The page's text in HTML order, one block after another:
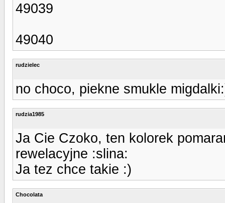
49039
49040
rudzielec
no choco, piekne smukle
rudzia1985
Ja Cie Czoko, ten kolorek
rewelacyjne :slina:
Ja tez chce takie :)
Chocolata